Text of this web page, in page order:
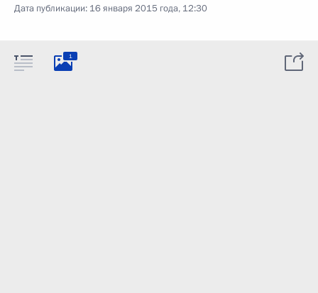
Дата публикации: 16 января 2015 года, 12:30
1